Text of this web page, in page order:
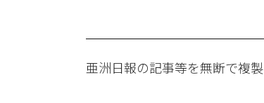
亜洲日報の記事等を無断で複